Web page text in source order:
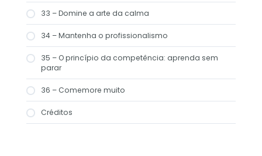
33 – Domine a arte da calma
34 – Mantenha o profissionalismo
35 – O princípio da competência: aprenda sem
parar
36 – Comemore muito
Créditos